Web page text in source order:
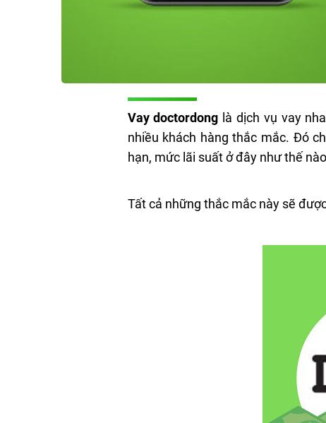
Vay doctordong là dịch vụ vay
nhiều khách hàng thắc mắc. Đó
hạn, mức lãi suất ở đây như thế
Tất cả những thắc mắc này sẽ